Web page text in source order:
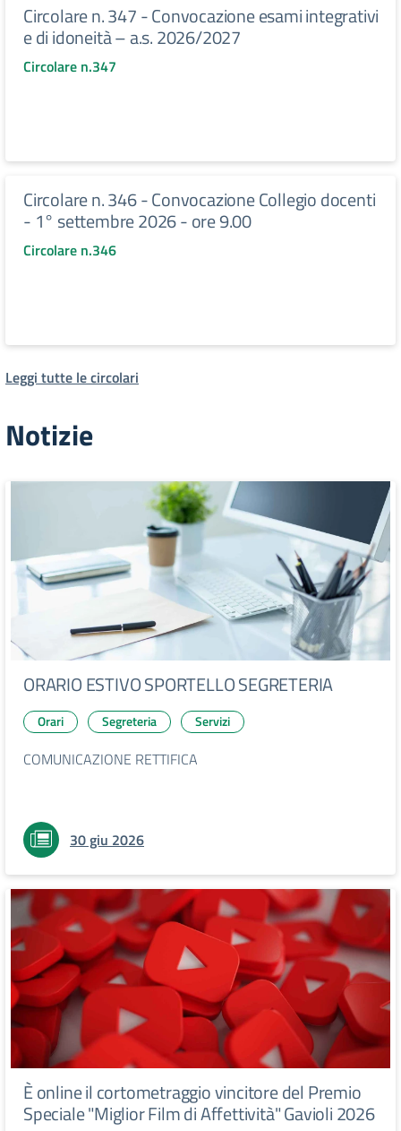
Circolare n. 347 - Convocazione esami integrativi
e di idoneità – a.s. 2026/2027
Circolare n.347
Circolare n. 346 - Convocazione Collegio docenti
- 1° settembre 2026 - ore 9.00
Circolare n.346
Leggi tutte le circolari
Notizie
ORARIO ESTIVO SPORTELLO SEGRETERIA
Orari Segreteria Servizi
COMUNICAZIONE RETTIFICA
30 giu 2026
È online il cortometraggio vincitore del Premio
Speciale "Miglior Film di Affettività" Gavioli 2026